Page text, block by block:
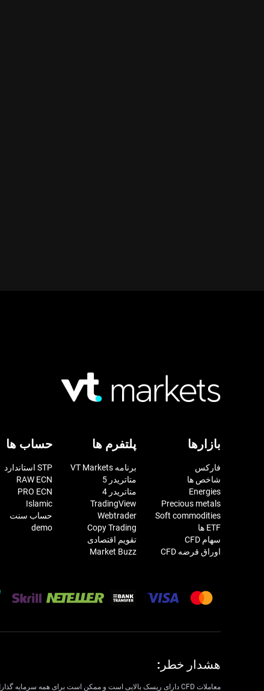
بازارها
فارکس
شاخص ها
Energies
Precious metals
Soft commodities
ETF ها
سهام CFD
اوراق قرضه CFD
پلتفرم ها
برنامه VT Markets
متاتریدر 5
متاتریدر 4
TradingView
Webtrader
Copy Trading
تقویم اقتصادی
Market Buzz
حساب ها
STP استاندارد
RAW ECN
PRO ECN
Islamic
حساب سنت
demo
هشدار خطر: